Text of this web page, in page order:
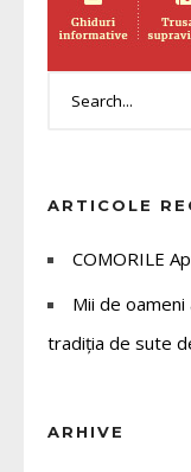
ARTICOLE
COMORILE
Mii de
tradiția de sute
ARHIVE